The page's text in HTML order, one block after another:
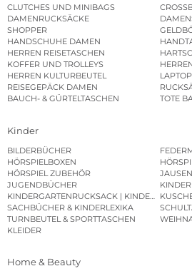
CLUTCHES UND MINIBAGS
DAMENRUCKSÄCKE
SHOPPER
HANDSCHUHE DAMEN
HERREN REISETASCHEN
KOFFER UND TROLLEYS
HERREN KULTURBEUTEL
REISEGEPÄCK DAMEN
BAUCH- & GÜRTELTASCHEN
TOTE
Kinder
BILDERBÜCHER
HÖRSPIELBOXEN
HÖRSPIEL ZUBEHÖR
JUGENDBÜCHER
KINDERGARTENRUCKSACK |
SACHBÜCHER & KINDERLEXIKA
TURNBEUTEL & SPORTTASCHEN
KLEIDER
Home & Beauty